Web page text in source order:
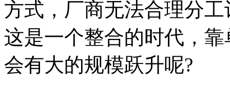
方式，厂商无法合理分
这是一个整合的时代，
会有大的规模跃升呢?